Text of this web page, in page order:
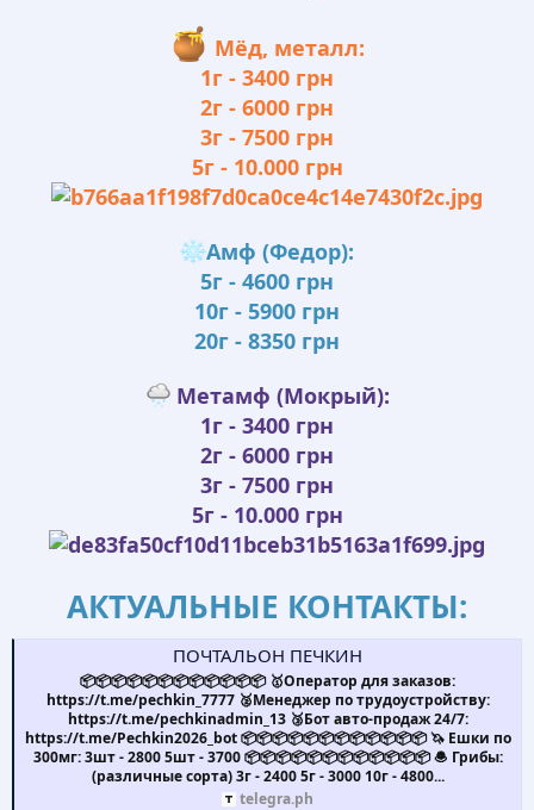
Мёд, металл:
1г - 3400 грн
2г - 6000 грн
3г - 7500 грн
5г - 10.000 грн
Амф (Федор):
5г - 4600 грн
10г - 5900 грн
20г - 8350 грн
Метамф (Мокрый):
1г - 3400 грн
2г - 6000 грн
3г - 7500 грн
5г - 10.000 грн
АКТУАЛЬНЫЕ КОНТАКТЫ:
ПОЧТАЛЬОН ПЕЧКИН
📦📦📦📦📦📦📦📦📦📦📦📦 🥇Оператор для заказов:
https://t.me/pechkin_7777 🥈Менеджер по трудоустройству:
https://t.me/pechkinadmin_13 🥉Бот авто-продаж 24/7:
https://t.me/Pechkin2026_bot 📦📦📦📦📦📦📦📦📦📦📦📦 🦄 Ешки по
300мг: 3шт - 2800 5шт - 3700 📦📦📦📦📦📦📦📦📦📦📦📦 🧆 Грибы:
(различные сорта) 3г - 2400 5г - 3000 10г - 4800...
telegra.ph